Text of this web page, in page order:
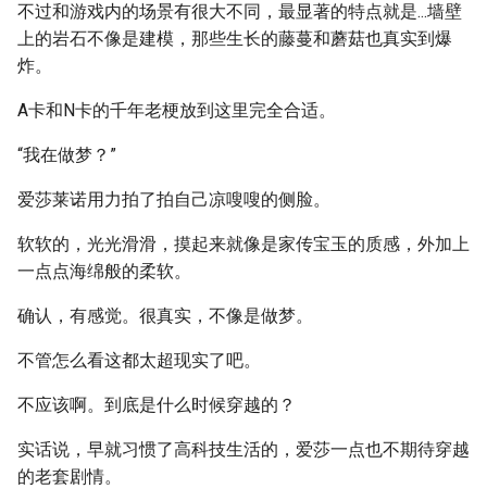
不过和游戏内的场景有很大不同，最显著的特点就是...墙壁
上的岩石不像是建模，那些生长的藤蔓和蘑菇也真实到爆
炸。
A卡和N卡的千年老梗放到这里完全合适。
“我在做梦？”
爱莎莱诺用力拍了拍自己凉嗖嗖的侧脸。
软软的，光光滑滑，摸起来就像是家传宝玉的质感，外加上
一点点海绵般的柔软。
确认，有感觉。很真实，不像是做梦。
不管怎么看这都太超现实了吧。
不应该啊。到底是什么时候穿越的？
实话说，早就习惯了高科技生活的，爱莎一点也不期待穿越
的老套剧情。